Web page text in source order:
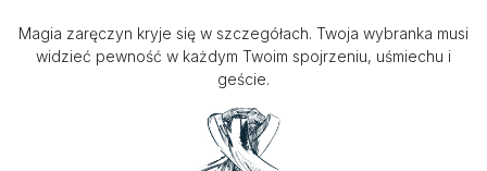
Magia zaręczyn kryje się w szczegółach. Twoja wybranka musi
widzieć pewność w każdym Twoim spojrzeniu, uśmiechu i
geście.